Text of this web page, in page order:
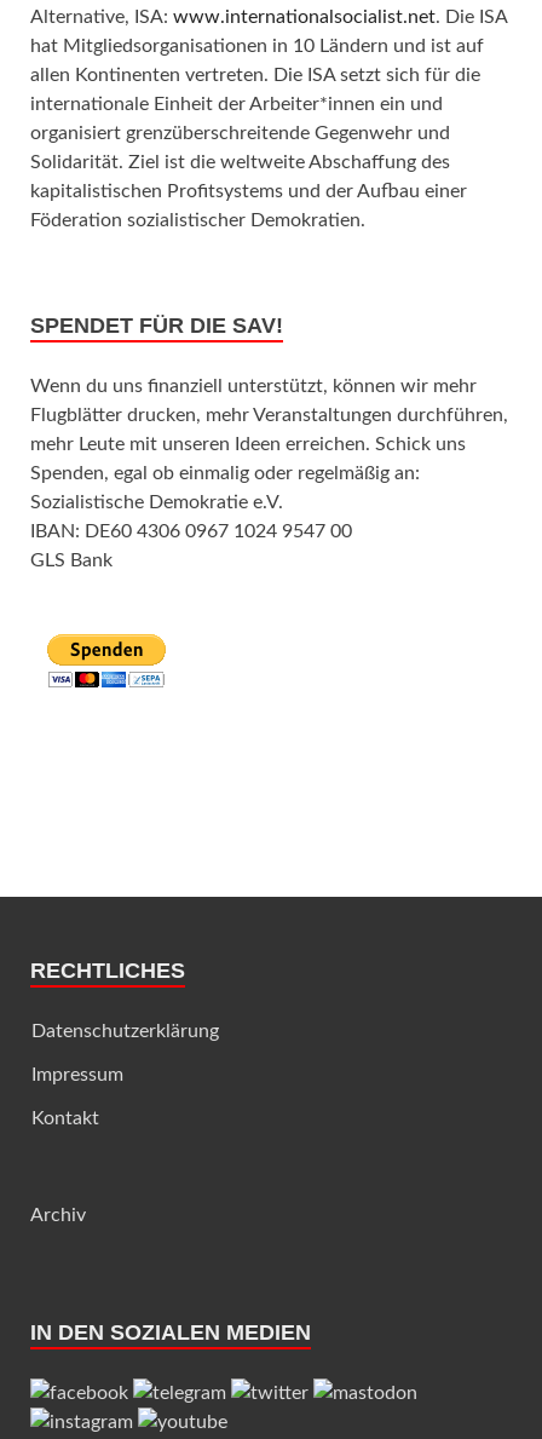
Alternative, ISA: www.internationalsocialist.net. Die ISA
hat Mitgliedsorganisationen in 10 Ländern und ist auf
allen Kontinenten vertreten. Die ISA setzt sich für die
internationale Einheit der Arbeiter*innen ein und
organisiert grenzüberschreitende Gegenwehr und
Solidarität. Ziel ist die weltweite Abschaffung des
kapitalistischen Profitsystems und der Aufbau einer
Föderation sozialistischer Demokratien.
SPENDET FÜR DIE SAV!
Wenn du uns finanziell unterstützt, können wir mehr
Flugblätter drucken, mehr Veranstaltungen durchführen,
mehr Leute mit unseren Ideen erreichen. Schick uns
Spenden, egal ob einmalig oder regelmäßig an:
Sozialistische Demokratie e.V.
IBAN: DE60 4306 0967 1024 9547 00
GLS Bank
RECHTLICHES
Datenschutzerklärung
Impressum
Kontakt
Archiv
IN DEN SOZIALEN MEDIEN